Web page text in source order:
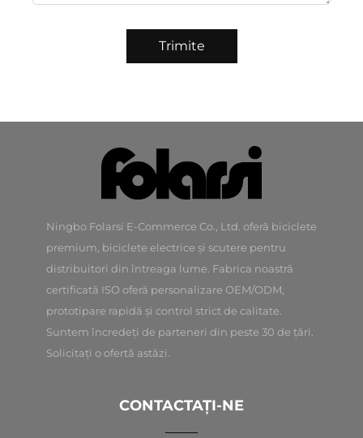
Trimite
Ningbo Folarsi E-Commerce Co., Ltd. oferă biciclete
premium, biciclete electrice și scutere pentru
distribuitori din întreaga lume. Fabrica noastră
certificată ISO oferă personalizare OEM/ODM,
prototipare rapidă și control strict de calitate.
Suntem încredeți de parteneri din peste 30 de țări.
Solicitați o ofertă astăzi.
CONTACTAȚI-NE